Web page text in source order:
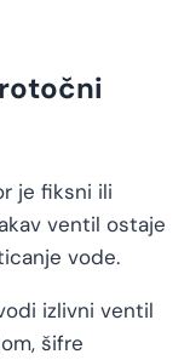
je fiksni ili
ventil ostaje
vode.
izlivni ventil
šifre